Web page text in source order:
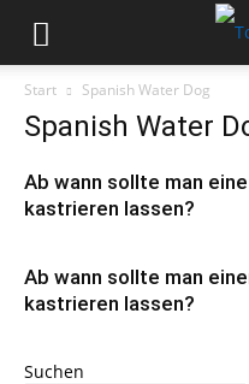
Start Spanish Water Dog
Spanish Water
Ab wann sollte man
kastrieren lassen?
Ab wann sollte man
kastrieren lassen?
Suchen